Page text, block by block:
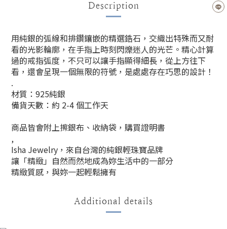
Description
用純銀的弧線和排鑽鑲嵌的精選鋯石，交織出特殊而又耐
看的光影輪廓，在手指上時刻閃爍迷人的光芒。精心計算
過的戒指弧度，不只可以讓手指顯得細長，從上方往下
看，還會呈現一個無限的符號，是處處存在巧思的設計！
.
材質：925純銀
備貨天數：約 2-4 個工作天
商品皆會附上擦銀布、收納袋，購買證明書
,
Isha Jewelry，來自台灣的純銀輕珠寶品牌
讓「精緻」自然而然地成為妳生活中的一部分
精緻質感，與妳一起輕鬆擁有
Additional details